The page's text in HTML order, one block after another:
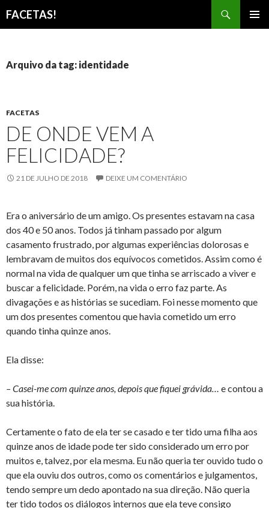
FACETAS!
CONTEÚDO
Arquivo da tag: identidade
FACETAS
DE ONDE VEM A
FELICIDADE?
21 DE JULHO DE 2018 DEIXE UM COMENTÁRIO
Era o aniversário de um amigo. Os presentes estavam na casa
dos 40 e 50 anos. Todos já tinham passado por algum
casamento frustrado, por algumas experiências dolorosas e
lembravam de muitos dos equívocos cometidos. Assim como é
normal na vida de qualquer um que tinha se arriscado a viver e
buscar a felicidade. Porém, na vida o erro faz parte. As
divagações e as histórias se sucediam. Foi nesse momento que
um dos presentes comentou que havia cometido um erro
quando tinha quinze anos.
Ela disse:
– Casei-me com quinze anos, depois que fiquei grávida… e contou a
sua história.
Certamente o fato de ela ter se casado e ter tido uma filha aos
quinze anos de idade pode ter sido considerado um erro por
muitos e, talvez, por ela mesma. Eu não queria ter ouvido tudo o
que ela ouviu dos outros, como os comentários e julgamentos,
tendo sempre um dedo apontado na sua direção. Não queria
ter tido todos os diálogos internos que ela teve consigo